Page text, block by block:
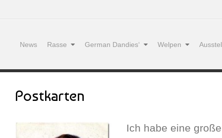
News Rasse German Dandies‘ Welpen
Postkarten
Ich habe eine